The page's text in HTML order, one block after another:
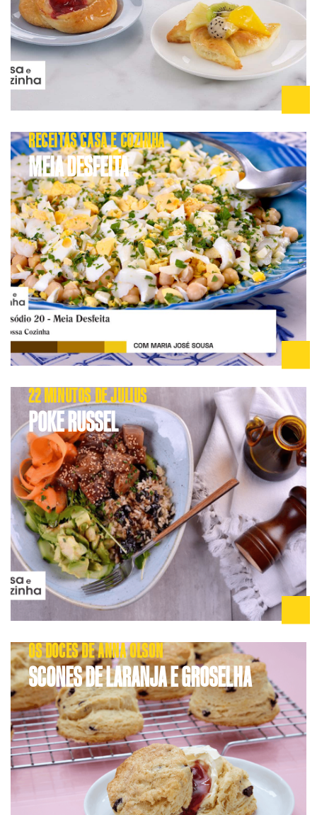
RECEITAS CASA E COZINHA
MEIA DESFEITA
22 MINUTOS DE JULIUS
POKE RUSSEL
OS DOCES DE ANNA OLSON
SCONES DE LARANJA E GROSELHA